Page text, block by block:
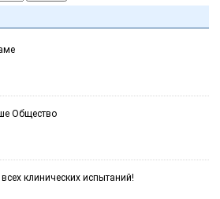
Общество
клинических испытаний!